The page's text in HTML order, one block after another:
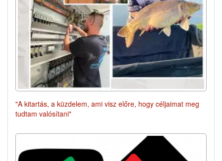
"A kitartás, a küzdelem, ami visz előre, hogy céljaimat meg
tudtam valósítani"